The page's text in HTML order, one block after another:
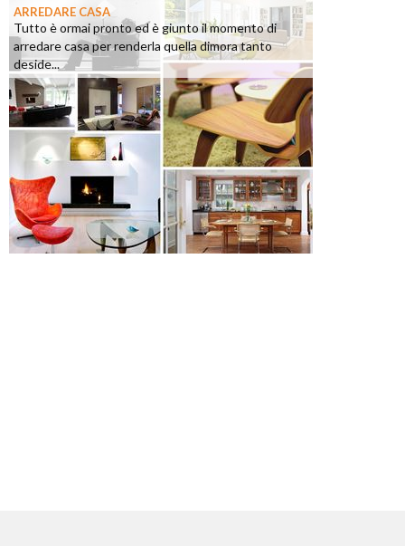
ARREDARE CASA
Tutto è ormai pronto ed è giunto il momento di
arredare casa per renderla quella dimora tanto
deside...